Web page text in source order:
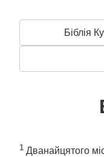
Біблія
1 Дванайцятого